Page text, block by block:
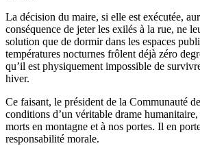
La décision du maire, si elle est exécutée,
conséquence de jeter les exilés à la rue, ne
solution que de dormir dans les espaces
températures nocturnes frôlent déjà zéro
qu’il est physiquement impossible de
hiver.
Ce faisant, le président de la Communauté
conditions d’un véritable drame
morts en montagne et à nos portes. Il en
responsabilité morale.